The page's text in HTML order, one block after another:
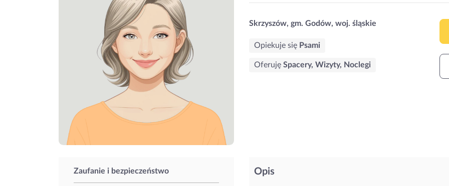
Skrzyszów, gm. Godów, woj. śląskie
Opiekuje się Psami
Oferuję Spacery, Wizyty, Noclegi
Zaufanie i bezpieczeństwo Opis